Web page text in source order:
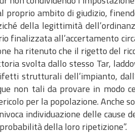
proprio ambito di giudizio,
della legittimità
finalizzata all’accertamento
ha ritenuto che il rigetto del
svolta dallo stesso Tar,
strutturali dell’impianto,
non tali da provare in modo
per la popolazione. Anche
individuazione delle
della loro ripetizione”.